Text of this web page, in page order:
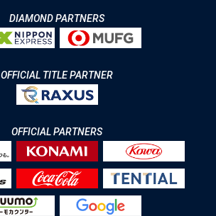
DIAMOND PARTNERS
OFFICIAL TITLE PARTNER
OFFICIAL PARTNERS